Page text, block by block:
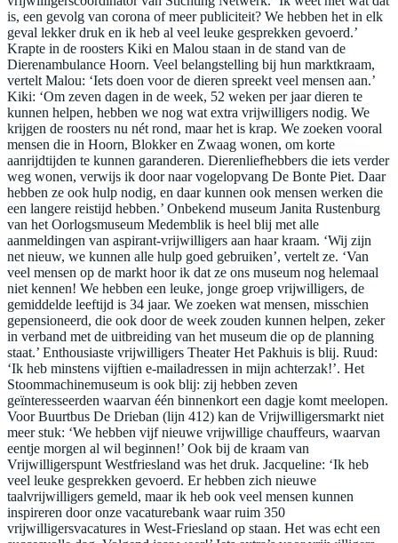
is, een gevolg van corona of meer publiciteit? We hebben het in elk
geval lekker druk en ik heb al veel leuke gesprekken gevoerd.’
Krapte in de roosters Kiki en Malou staan in de stand van de
Dierenambulance Hoorn. Veel belangstelling bij hun marktkraam,
vertelt Malou: ‘Iets doen voor de dieren spreekt veel mensen aan.’
Kiki: ‘Om zeven dagen in de week, 52 weken per jaar dieren te
kunnen helpen, hebben we nog wat extra vrijwilligers nodig. We
krijgen de roosters nu nét rond, maar het is krap. We zoeken vooral
mensen die in Hoorn, Blokker en Zwaag wonen, om korte
aanrijdtijden te kunnen garanderen. Dierenliefhebbers die iets verder
weg wonen, verwijs ik door naar vogelopvang De Bonte Piet. Daar
hebben ze ook hulp nodig, en daar kunnen ook mensen werken die
een langere reistijd hebben.’ Onbekend museum Janita Rustenburg
van het Oorlogsmuseum Medemblik is heel blij met alle
aanmeldingen van aspirant-vrijwilligers aan haar kraam. ‘Wij zijn
net nieuw, we kunnen alle hulp goed gebruiken’, vertelt ze. ‘Van
veel mensen op de markt hoor ik dat ze ons museum nog helemaal
niet kennen! We hebben een leuke, jonge groep vrijwilligers, de
gemiddelde leeftijd is 34 jaar. We zoeken wat mensen, misschien
gepensioneerd, die ook door de week zouden kunnen helpen, zeker
in verband met de uitbreiding van het museum die op de planning
staat.’ Enthousiaste vrijwilligers Theater Het Pakhuis is blij. Ruud:
‘Ik heb minstens vijftien e-mailadressen in mijn achterzak!’. Het
Stoommachinemuseum is ook blij: zij hebben zeven
geïnteresseerden waarvan één binnenkort een dagje komt meelopen.
Voor Buurtbus De Drieban (lijn 412) kan de Vrijwilligersmarkt niet
meer stuk: ‘We hebben vijf nieuwe vrijwillige chauffeurs, waarvan
eentje morgen al wil beginnen!’ Ook bij de kraam van
Vrijwilligerspunt Westfriesland was het druk. Jacqueline: ‘Ik heb
veel leuke gesprekken gevoerd. Er hebben zich nieuwe
taalvrijwilligers gemeld, maar ik heb ook veel mensen kunnen
inspireren door onze vacaturebank waar ruim 350
vrijwilligersvacatures in West-Friesland op staan. Het was echt een